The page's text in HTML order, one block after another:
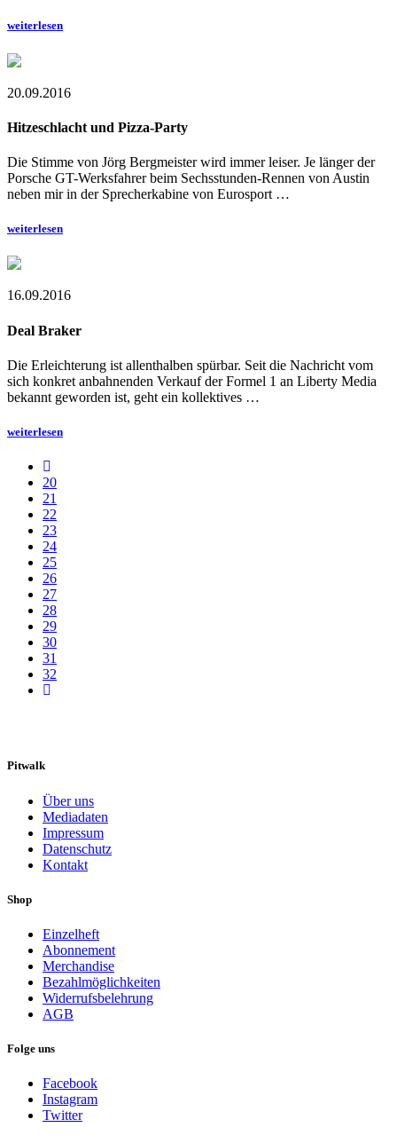
weiterlesen
20.09.2016
Hitzeschlacht und Pizza-Party
Die Stimme von Jörg Bergmeister wird immer leiser. Je länger der
Porsche GT-Werksfahrer beim Sechsstunden-Rennen von Austin
neben mir in der Sprecherkabine von Eurosport …
weiterlesen
16.09.2016
Deal Braker
Die Erleichterung ist allenthalben spürbar. Seit die Nachricht vom
sich konkret anbahnenden Verkauf der Formel 1 an Liberty Media
bekannt geworden ist, geht ein kollektives …
weiterlesen
20
21
22
23
24
25
26
27
28
29
30
31
32
Pitwalk
Über uns
Mediadaten
Impressum
Datenschutz
Kontakt
Shop
Einzelheft
Abonnement
Merchandise
Bezahlmöglichkeiten
Widerrufsbelehrung
AGB
Folge uns
Facebook
Instagram
Twitter